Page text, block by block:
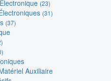
(23)
(31)
(37)
Auxiliaire